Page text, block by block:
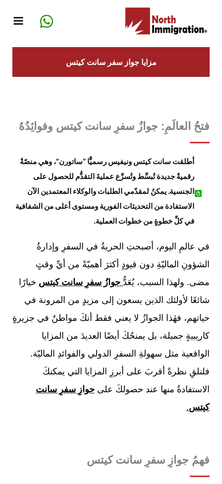
المحتوى
مزايا جواز سفر سانت كيتس
فتحُ العالَمِ: جوازُ سفرِ سانت كيتس وفوائِدُهُ
أطلقت سانت كيتس ونيفيس رسميًّا “ساتورن”، وهي منصّةٌ
رقميةٌ جديدة تُبسِّط وتُسرِّع عمليةَ التقدُّم للحصول على
الجنسية. يمكنُ لمقدّمي الطلبات والوكلاء المعتمدين الآن
الاستفادة من التحديثات الفورية ومستوى أعلى من الشفافية
في كلِّ خطوةٍ من خطوات العملية.
في عالمِ اليوم، أصبحتِ الحريةُ في السفرِ وإدارةُ
الشؤونِ الماليّةِ دون قيودٍ أكثرَ أهميّةً من أيِّ وقتٍ
مضى. ولهذا السبب، يُعَدُّ جوازُ سفرِ سانت كيتس خيارًا
شائعًا لأولئك الذين يسعون إلى مزيدٍ من المرونة في
حياتهم، فهٰذا الجوازُ لا يعني فقط أنكَ مواطنٌ في جزيرةٍ
كاريبيةٍ جميلة، بل يمنحُكَ أيضًا العديدَ من المزايا
الواقعية مثل سهولةِ السفرِ الدولي والفوائدِ الماليّة.
فلنلقِ نظرةً أقربَ على أبرزِ المزايا التي يمكنكَ
الاستفادةُ منها عند حصولكَ على جوازِ سفرِ سانت
كيتس.
فهمُ جوازِ سفرِ سانت كيتس